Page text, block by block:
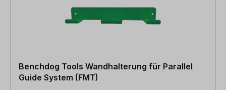
Benchdog Tools Wandhalterung für Parallel
Guide System (FMT)